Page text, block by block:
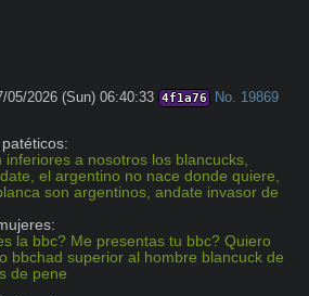
05/2026 (Sun) 06:40:33 4f1a76 No. 19869
a nosotros los blancucks,
el argentino no nace donde quiere,
son argentinos, andate invasor de
la bbc? Me presentas tu bbc? Quiero
bbchad superior al hombre blancuck de
de pene